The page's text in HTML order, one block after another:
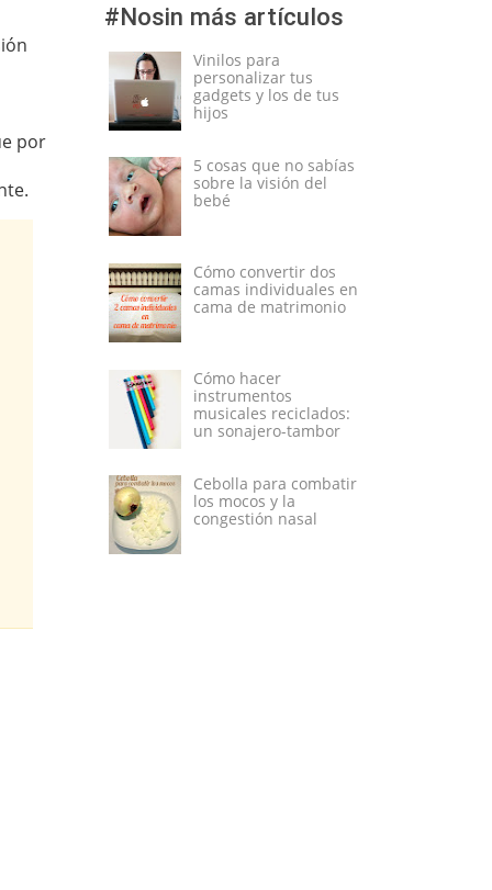
por
#Nosin más artículos
Vinilos para
personalizar tus
gadgets y los de tus
hijos
5 cosas que no sabías
sobre la visión del
bebé
Cómo convertir dos
camas individuales en
cama de matrimonio
Cómo hacer
instrumentos
musicales reciclados:
un sonajero-tambor
Cebolla para combatir
los mocos y la
congestión nasal